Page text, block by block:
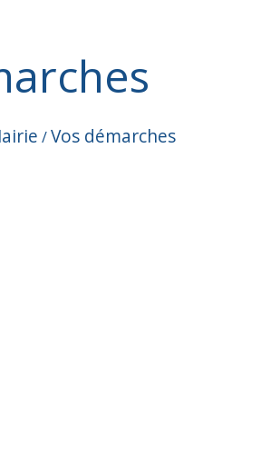
/Vos démarches